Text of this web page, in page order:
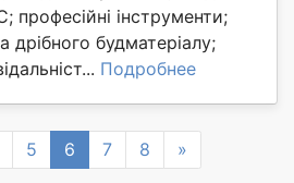
професійні інструменти;
будматеріалу;
Подробнее
5 6 7 8 »